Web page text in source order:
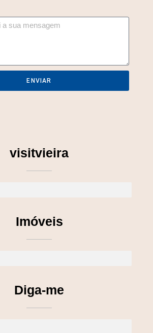
ENVIAR
visitvieira
Imóveis
Diga-me